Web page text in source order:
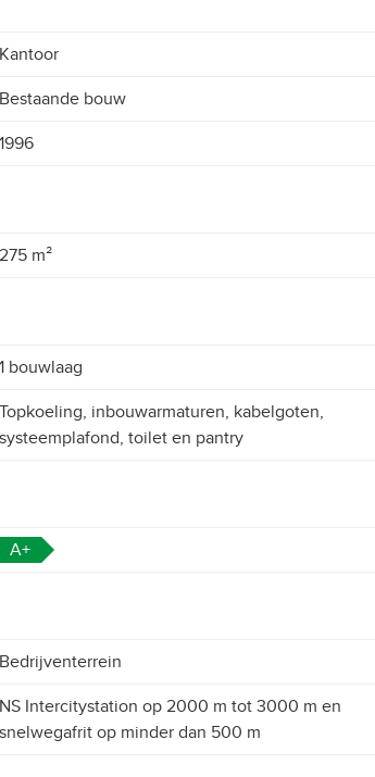
Kantoor
Bestaande bouw
1996
275 m²
1 bouwlaag
Topkoeling, inbouwarmaturen, kabelgoten,
systeemplafond, toilet en pantry
A+
Bedrijventerrein
NS Intercitystation op 2000 m tot 3000 m en
snelwegafrit op minder dan 500 m